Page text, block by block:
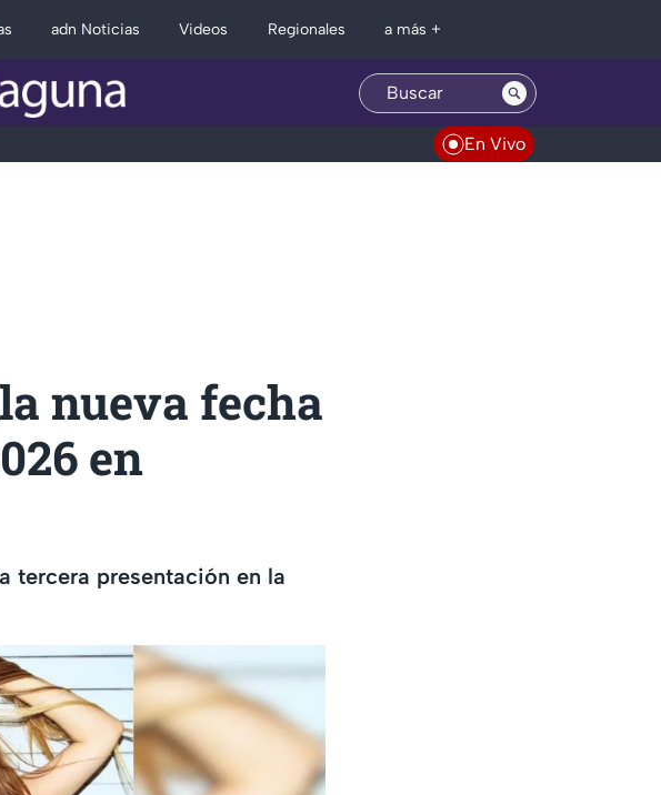
adn Noticias Videos Regionales a más +
En Vivo
nueva fecha
en
tercera presentación en la